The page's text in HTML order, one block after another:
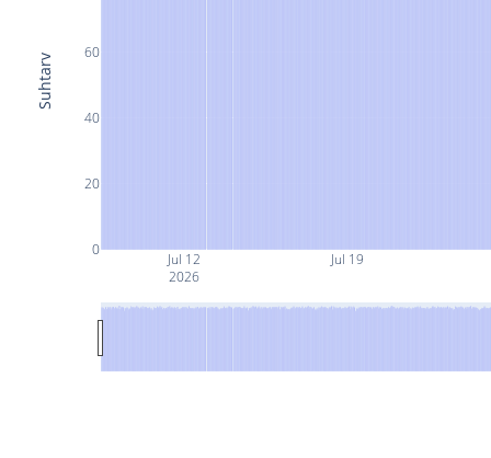
Jul 12
2026
Jul 19
0
20
40
60
Suhtarv